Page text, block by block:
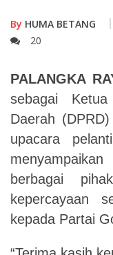
By HUMA BETANG
20
PALANGKA
sebagai
Daerah
upacara
berbagai
kepercayaan
kepada Partai